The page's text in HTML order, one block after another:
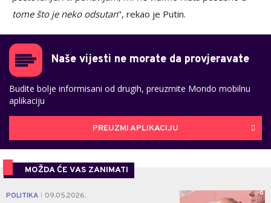
tome što je neko odsutan", rekao je Putin.
Naše vijesti ne morate da provjeravate
Budite bolje informisani od drugih, preuzmite Mondo mobilnu
aplikaciju
PREUZMI APLIKACIJU
MOŽDA ĆE VAS ZANIMATI
POLITIKA 09.05.2026. 0